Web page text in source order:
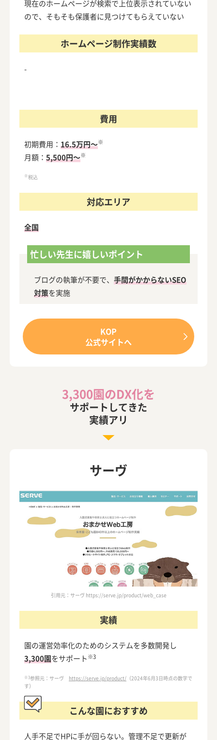
現在のホームページが検索で上位表示されていない
ので、そもそも保護者に見つけてもらえていない
ホームページ制作実績数
-
費用
初期費用： 16.5万円～※
月額： 5,500円～※
※税込
対応エリア
全国
忙しい先生に嬉しいポイント
ブログの執筆が不要で、 手間がかからないSEO
対策を実施
KOP
公式サイトへ
3,300園のDX化を
サポートしてきた
実績アリ
サーヴ
引用元：サーヴ https://serve.jp/product/web_case
実績
園の運営効率化のためのシステムを多数開発し
3,300園をサポート※3
※3参照元：サーヴ https://serve.jp/product/ （2024年6月3日時点の数字で
す）
こんな園におすすめ
人手不足でHPに手が回らない。管理不足で更新が